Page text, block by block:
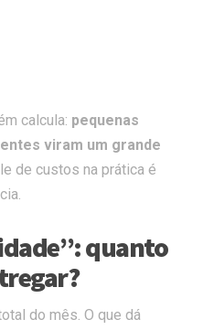
calcula: pequenas
viram um grande
de custos na prática é
quanto
do mês. O que dá